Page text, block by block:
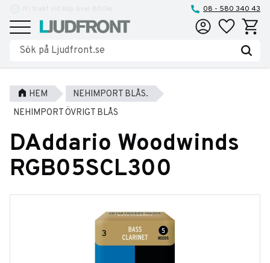
Meny
08 - 580 340 43
Favoriter
HEM
NEHIMPORT BLÅS.
NEHIMPORT ÖVRIGT BLÅS
DAddario Woodwinds
RGB05SCL300